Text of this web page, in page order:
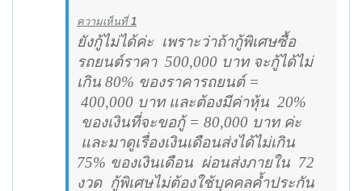
ความเห็นที่1
ยังกู้ไม่ได้ค่ะ เพราะว่าถ้ากู้พิเศษซื้อ
รถยนต์ราคา 500,000 บาท จะกู้ได้ไม่
เกิน 80% ของราคารถยนต์ =
400,000 บาท และต้องมีค่าหุ้น 20%
ของเงินที่จะขอกู้ = 80,000 บาท ค่ะ
และมาดูเรื่องเงินเดือนส่งได้ไม่เกิน
75% ของเงินเดือน ผ่อนส่งภายใน 72
งวด กู้พิเศษไม่ต้องใช้บุคคลค้ำประกัน